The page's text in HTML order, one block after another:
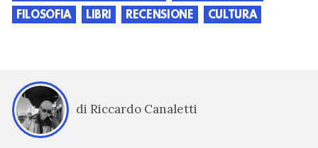
FILOSOFIA
LIBRI RECENSIONE CULTURA
di Riccardo Canaletti